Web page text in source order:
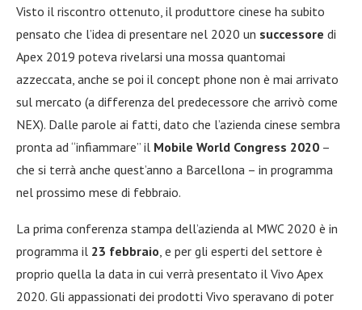
Visto il riscontro ottenuto, il produttore cinese ha subito
pensato che l’idea di presentare nel 2020 un successore di
Apex 2019 poteva rivelarsi una mossa quantomai
azzeccata, anche se poi il concept phone non è mai arrivato
sul mercato (a differenza del predecessore che arrivò come
NEX). Dalle parole ai fatti, dato che l’azienda cinese sembra
pronta ad “infiammare” il Mobile World Congress 2020 –
che si terrà anche quest’anno a Barcellona – in programma
nel prossimo mese di febbraio.
La prima conferenza stampa dell’azienda al MWC 2020 è in
programma il 23 febbraio, e per gli esperti del settore è
proprio quella la data in cui verrà presentato il Vivo Apex
2020. Gli appassionati dei prodotti Vivo speravano di poter